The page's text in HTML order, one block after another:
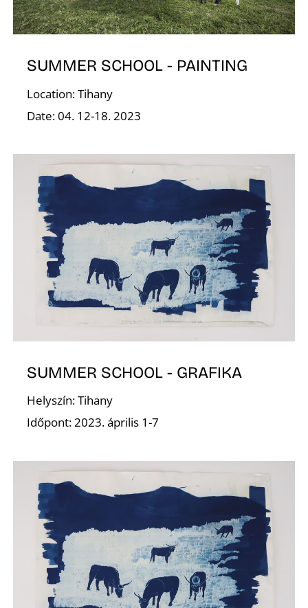
SUMMER SCHOOL - PAINTING
Location: Tihany
Date: 04. 12-18. 2023
SUMMER SCHOOL - GRAFIKA
Helyszín: Tihany
Időpont: 2023. április 1-7